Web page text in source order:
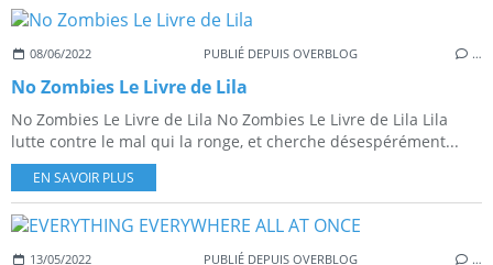
08/06/2022 PUBLIÉ DEPUIS OVERBLOG …
No Zombies Le Livre de Lila
No Zombies Le Livre de Lila No Zombies Le Livre de Lila Lila
lutte contre le mal qui la ronge, et cherche désespérément...
EN SAVOIR PLUS
13/05/2022 PUBLIÉ DEPUIS OVERBLOG …